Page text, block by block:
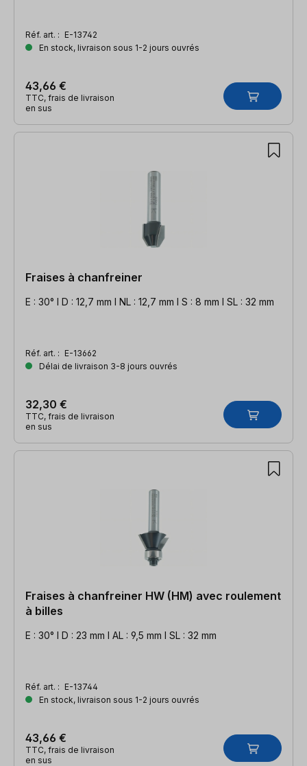
Réf. art. : E-13742
En stock, livraison sous 1-2 jours ouvrés
43,66 €
TTC, frais de livraison
en sus
Fraises à chanfreiner
E : 30° l D : 12,7 mm l NL : 12,7 mm l S : 8 mm l SL : 32 mm
Réf. art. : E-13662
Délai de livraison 3-8 jours ouvrés
32,30 €
TTC, frais de livraison
en sus
Fraises à chanfreiner HW (HM) avec roulement
à billes
E : 30° l D : 23 mm l AL : 9,5 mm l SL : 32 mm
Réf. art. : E-13744
En stock, livraison sous 1-2 jours ouvrés
43,66 €
TTC, frais de livraison
en sus